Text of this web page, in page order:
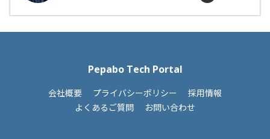
Pepabo Tech Portal
会社概要 プライバシーポリシー
採用情報
よくあるご質問
お問い合わせ